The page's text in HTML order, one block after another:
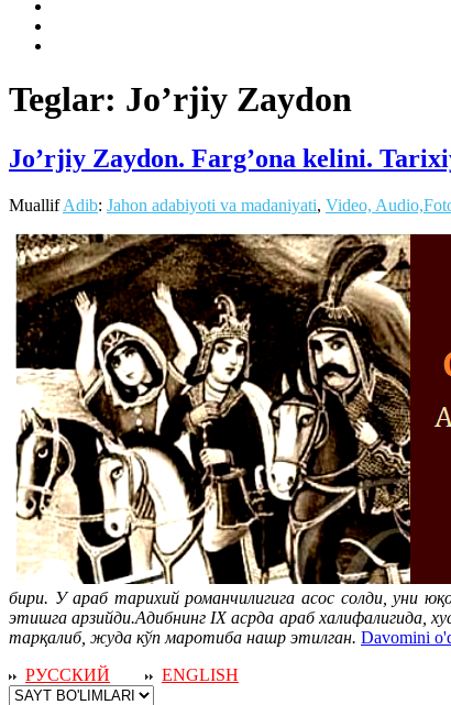
Teglar: Jo’rjiy Zaydon
Jo’rjiy Zaydon. Farg’ona kelini.
MuallifAdib: Jahon adabiyoti va madaniyati, Video,
бири. У араб тарихий романчилигига асос солди, уни
этишга арзийди.Адибнинг IХ асрда араб халифалигида,
тарқалиб, жуда кўп маротиба нашр этилган. Davomini
РУССКИЙ
ENGLISH